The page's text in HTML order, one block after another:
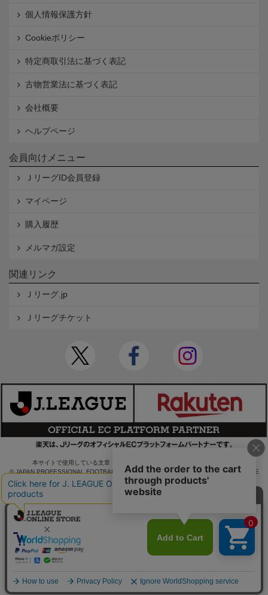
個人情報保護方針
Cookieポリシー
特定商取引法に基づく表記
古物営業法に基づく表記
会社概要
ヘルプページ
会員向けメニュー
ＪリーグID会員登録
マイページ
購入履歴
メルマガ設定
関連リンク
Ｊリーグ.jp
Ｊリーグチケット
本サイトで使用している文章・画像等の無断での複製・転載を禁止します。
© JAPAN PROFESSIONAL FOOTBALL LEAGUE Rakuten Group, Inc. ALL RIGHTS RE
SERVED.